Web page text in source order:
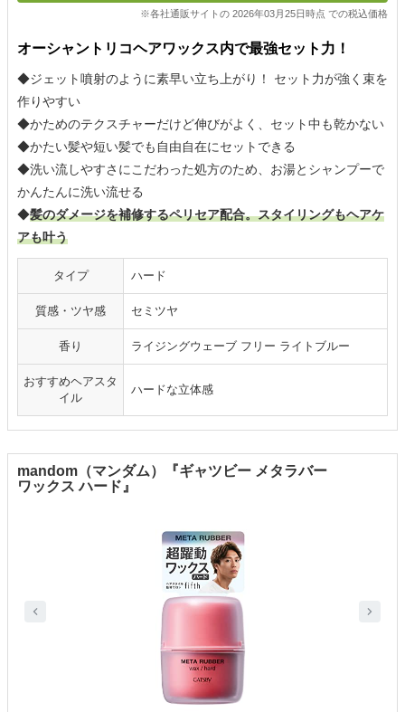
※各社通販サイトの 2026年03月25日時点 での税込価格
オーシャントリコヘアワックス内で最強セット力！
◆ジェット噴射のように素早い立ち上がり！ セット力が強く束を
作りやすい
◆かためのテクスチャーだけど伸びがよく、セット中も乾かない
◆かたい髪や短い髪でも自由自在にセットできる
◆洗い流しやすさにこだわった処方のため、お湯とシャンプーで
かんたんに洗い流せる
◆髪のダメージを補修するペリセア配合。スタイリングもヘアケ
アも叶う
タイプ ハード
質感・ツヤ感 セミツヤ
香り ライジングウェーブ フリー ライトブルー
おすすめヘアスタ
イル
ハードな立体感
mandom（マンダム）『ギャツビー メタラバー
ワックス ハード』